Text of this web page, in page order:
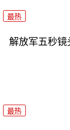
最热
解放军五秒镜
最热